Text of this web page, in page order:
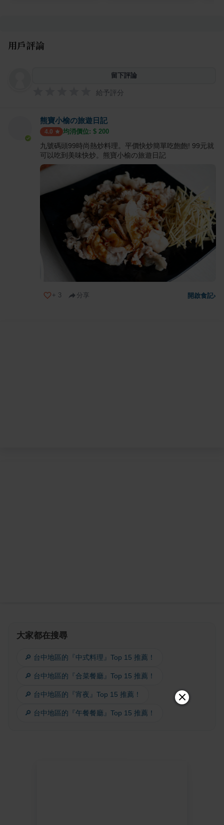
用戶評論
留下評論
給予評分
熊寶小榆の旅遊日記
4.0 均消價位: $ 200
九號碼頭99時尚熱炒料理。平價快炒簡單吃飽飽! 99元就
可以吃到美味快炒。熊寶小榆の旅遊日記
+ 3 分享 開啟食記›
大家都在搜尋
🔎 台中地區的『中式料理』Top 15 推薦！
🔎 台中地區的『合菜餐廳』Top 15 推薦！
🔎 台中地區的『宵夜』Top 15 推薦！
🔎 台中地區的『午餐餐廳』Top 15 推薦！